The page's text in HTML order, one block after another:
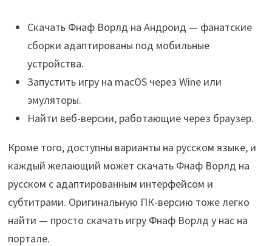
Скачать Фнаф Ворлд на Андроид — фанатские
сборки адаптированы под мобильные
устройства.
Запустить игру на macOS через Wine или
эмуляторы.
Найти веб-версии, работающие через браузер.
Кроме того, доступны варианты на русском языке, и
каждый желающий может скачать Фнаф Ворлд на
русском с адаптированным интерфейсом и
субтитрами. Оригинальную ПК-версию тоже легко
найти — просто скачать игру Фнаф Ворлд у нас на
портале.